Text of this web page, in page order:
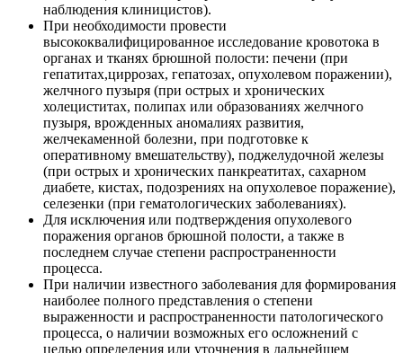
наблюдения клиницистов).
При необходимости провести
высококвалифицированное исследование кровотока в
органах и тканях брюшной полости: печени (при
гепатитах,циррозах, гепатозах, опухолевом поражении),
желчного пузыря (при острых и хронических
холециститах, полипах или образованиях желчного
пузыря, врожденных аномалиях развития,
желчекаменной болезни, при подготовке к
оперативному вмешательству), поджелудочной железы
(при острых и хронических панкреатитах, сахарном
диабете, кистах, подозрениях на опухолевое поражение),
селезенки (при гематологических заболеваниях).
Для исключения или подтверждения опухолевого
поражения органов брюшной полости, а также в
последнем случае степени распространенности
процесса.
При наличии известного заболевания для формирования
наиболее полного представления о степени
выраженности и распространенности патологического
процесса, о наличии возможных его осложнений с
целью определения или уточнения в дальнейшем